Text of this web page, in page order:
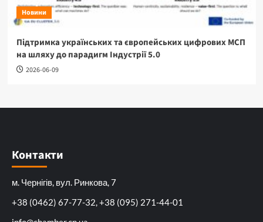
Новини
Підтримка українських та європейських цифрових МСП
на шляху до парадигм Індустрії 5.0
2026-06-09
Контакти
м. Чернігів, вул. Ринкова, 7
+38 (0462) 67-77-32, +38 (095) 271-44-01